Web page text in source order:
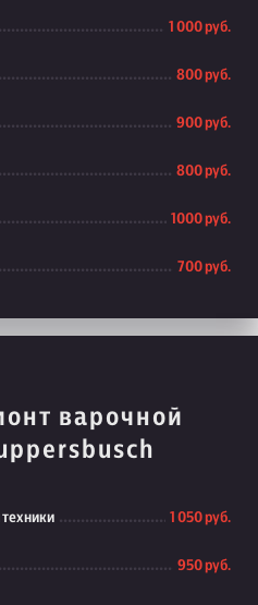
1 000 руб.
800 руб.
900 руб.
800 руб.
1000 руб.
700 руб.
варочной
1 050 руб.
950 руб.